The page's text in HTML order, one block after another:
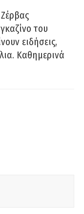
του
ειδήσεις,
Καθημερινά